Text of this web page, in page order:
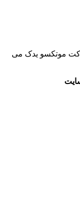
موتکسو یدک می